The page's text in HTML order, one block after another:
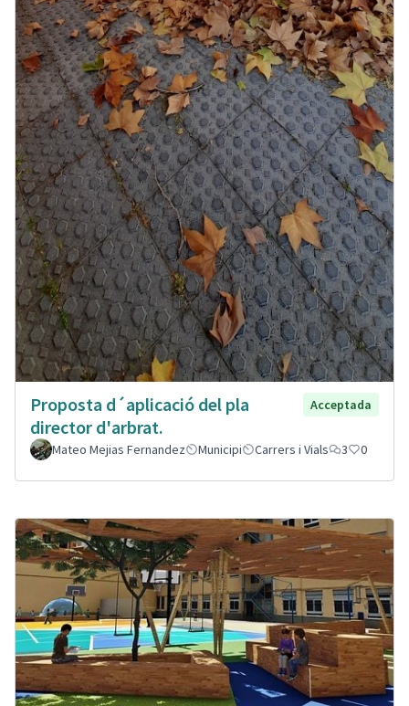
Proposta d´aplicació del pla
director d'arbrat.
Acceptada
Mateo Mejias Fernandez Municipi Carrers i Vials 3 0